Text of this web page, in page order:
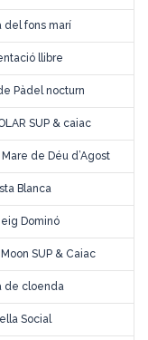
del fons marí
llibre
Pàdel nocturn
SUP & caiac
de Déu d’Agost
Blanca
Dominó
SUP & Caiac
de cloenda
Social